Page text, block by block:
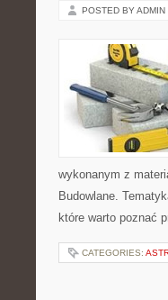
POSTED BY ADMIN
wykonanym z
Budowlane.
które warto poznać
CATEGORIES: